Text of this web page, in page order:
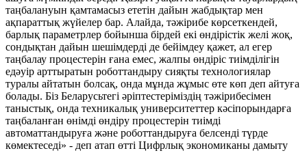
таңбалануын қамтамасыз ететін дайын жабдықтар мен
ақпараттық жүйелер бар. Алайда, тәжірибе көрсеткендей,
барлық параметрлер бойынша бірдей екі өндірістік желі жоқ,
сондықтан дайын шешімдерді де бейімдеу қажет, ал егер
таңбалау процестерін ғана емес, жалпы өндіріс тиімділігін
едәуір арттыратын роботтандыру сияқты технологиялар
туралы айтатын болсақ, онда мұнда жұмыс өте көп деп айтуға
болады. Біз Беларусьтегі әріптестеріміздің тәжірибесімен
таныстық, онда техникалық университеттер кәсіпорындарға
таңбаланған өнімді өндіру процестерін тиімді
автоматтандыруға және роботтандыруға белсенді түрде
көмектеседі» - деп атап өтті Цифрлық экономиканы дамыту